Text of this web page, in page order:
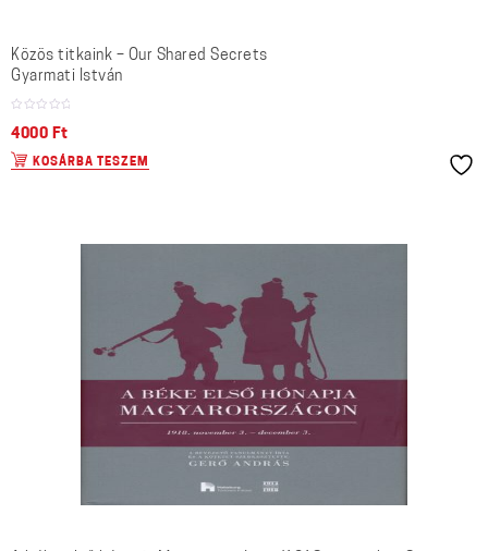
Közös titkaink – Our Shared Secrets
Gyarmati István
4000 Ft
KOSÁRBA TESZEM